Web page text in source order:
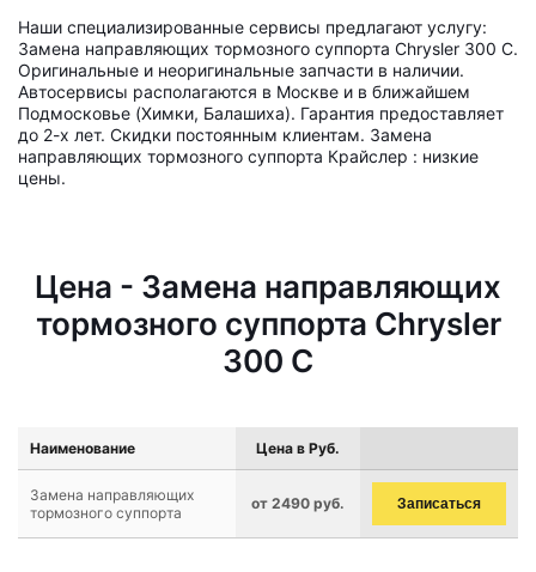
Наши специализированные сервисы предлагают услугу:
Замена направляющих тормозного суппорта Chrysler 300 C.
Оригинальные и неоригинальные запчасти в наличии.
Автосервисы располагаются в Москве и в ближайшем
Подмосковье (Химки, Балашиха). Гарантия предоставляет
до 2-х лет. Скидки постоянным клиентам. Замена
направляющих тормозного суппорта Крайслер : низкие
цены.
Цена - Замена направляющих
тормозного суппорта Chrysler
300 C
Наименование Цена в Руб.
Замена направляющих
тормозного суппорта
от 2490 руб. Записаться